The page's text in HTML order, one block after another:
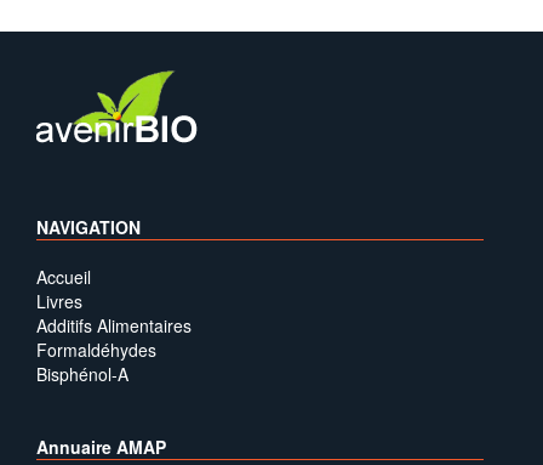
NAVIGATION
Accueil
Livres
Additifs Alimentaires
Formaldéhydes
Bisphénol-A
Annuaire AMAP